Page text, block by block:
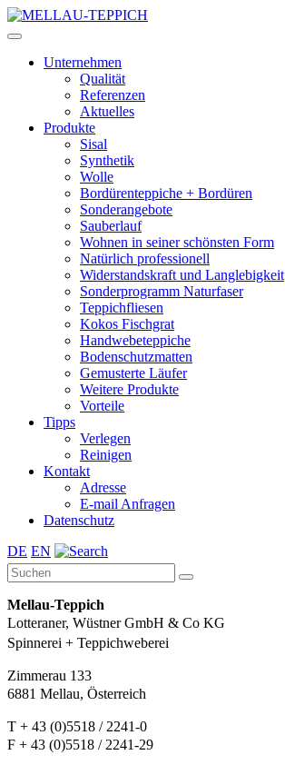
Unternehmen
Qualität
Referenzen
Aktuelles
Produkte
Sisal
Synthetik
Wolle
Bordürenteppiche + Bordüren
Sonderangebote
Sauberlauf
Wohnen in seiner schönsten Form
Natürlich professionell
Widerstandskraft und Langlebigkeit
Sonderprogramm Naturfaser
Teppichfliesen
Kokos Fischgrat
Handwebeteppiche
Bodenschutzmatten
Gemusterte Läufer
Weitere Produkte
Vorteile
Tipps
Verlegen
Reinigen
Kontakt
Adresse
E-mail Anfragen
Datenschutz
DE EN
Mellau-Teppich
Lotteraner, Wüstner GmbH & Co KG
Spinnerei + Teppichweberei
Zimmerau 133
6881 Mellau, Österreich
T + 43 (0)5518 / 2241-0
F + 43 (0)5518 / 2241-29